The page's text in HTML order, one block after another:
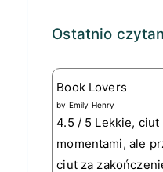
Ostatnio
Book Lovers
by Emily Henry
4.5 / 5 Lekkie,
momentami, ale
ciut za